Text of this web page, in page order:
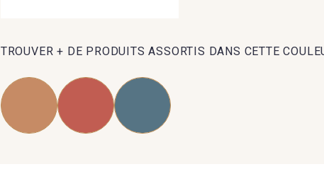
TROUVER + DE PRODUITS ASSORTIS DANS CETTE